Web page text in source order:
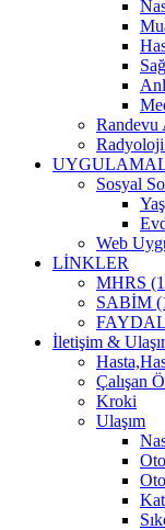
Randevu
Radyoloji
Sosyal
Web
LİNKLER
MHRS
SABİM
İletişim &
Çalışan
Kroki
Ulaşım
Kat